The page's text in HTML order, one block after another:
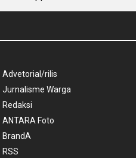
Advetorial/rilis
Jurnalisme Warga
Redaksi
ANTARA Foto
BrandA
RSS